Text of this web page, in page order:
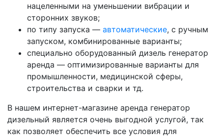
нацеленными на уменьшении вибрации и
сторонних звуков;
по типу запуска — автоматические, с ручным
запуском, комбинированные варианты;
специально оборудованный дизель генератор
аренда — оптимизированные варианты для
промышленности, медицинской сферы,
строительства и сварки и тд.
В нашем интернет-магазине аренда генератор
дизельный является очень выгодной услугой, так
как позволяет обеспечить все условия для